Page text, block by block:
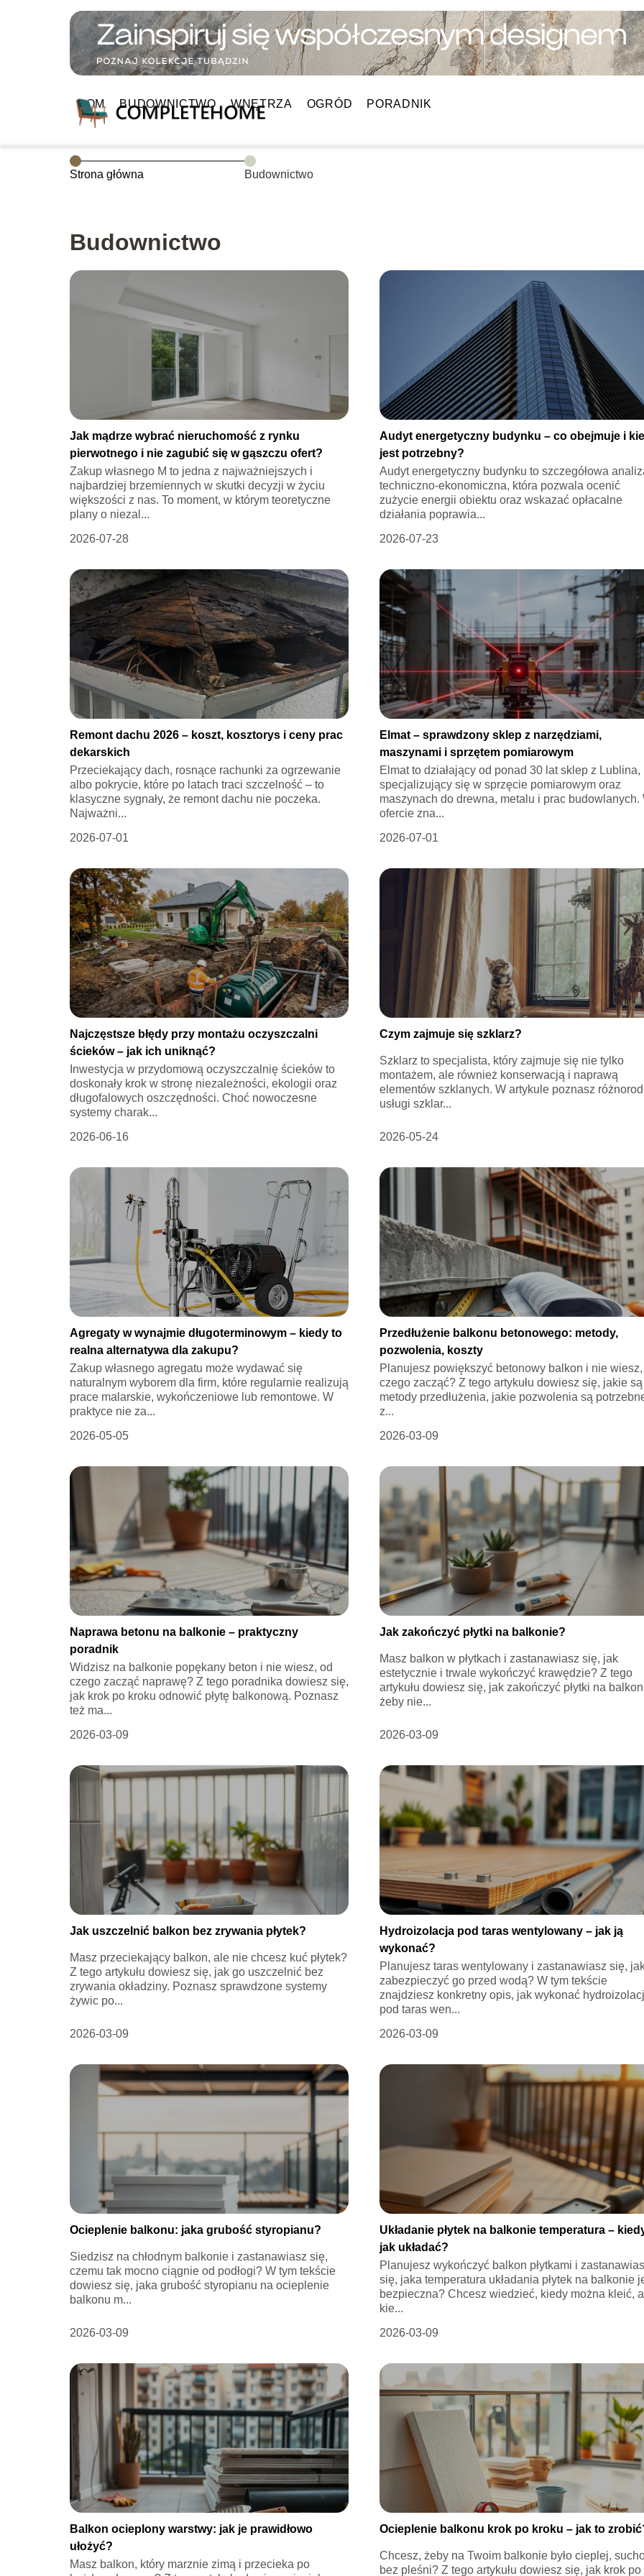
DOM BUDOWNICTWO WNĘTRZA OGRÓD PORADNIK
Strona główna Budownictwo
Budownictwo
Jak mądrze wybrać nieruchomość z rynku
pierwotnego i nie zagubić się w gąszczu ofert?
Zakup własnego M to jedna z najważniejszych i
najbardziej brzemiennych w skutki decyzji w życiu
większości z nas. To moment, w którym teoretyczne
plany o niezal...
2026-07-28
Audyt energetyczny budynku – co obejmuje i
jest potrzebny?
Audyt energetyczny budynku to szczegółowa
techniczno-ekonomiczna, która pozwala ocenić
zużycie energii obiektu oraz wskazać opłacalne
działania poprawia...
2026-07-23
Remont dachu 2026 – koszt, kosztorys i ceny prac
dekarskich
Przeciekający dach, rosnące rachunki za ogrzewanie
albo pokrycie, które po latach traci szczelność – to
klasyczne sygnały, że remont dachu nie poczeka.
Najważni...
2026-07-01
Elmat – sprawdzony sklep z narzędziami,
maszynami i sprzętem pomiarowym
Elmat to działający od ponad 30 lat sklep z Lublina,
specjalizujący się w sprzęcie pomiarowym oraz
maszynach do drewna, metalu i prac budowlanych.
ofercie zna...
2026-07-01
Najczęstsze błędy przy montażu oczyszczalni
ścieków – jak ich uniknąć?
Inwestycja w przydomową oczyszczalnię ścieków to
doskonały krok w stronę niezależności, ekologii oraz
długofalowych oszczędności. Choć nowoczesne
systemy charak...
2026-06-16
Czym zajmuje się szklarz?
Szklarz to specjalista, który zajmuje się nie tylko
montażem, ale również konserwacją i naprawą
elementów szklanych. W artykule poznasz
usługi szklar...
2026-05-24
Agregaty w wynajmie długoterminowym – kiedy to
realna alternatywa dla zakupu?
Zakup własnego agregatu może wydawać się
naturalnym wyborem dla firm, które regularnie realizują
prace malarskie, wykończeniowe lub remontowe. W
praktyce nie za...
2026-05-05
Przedłużenie balkonu betonowego: metody,
pozwolenia, koszty
Planujesz powiększyć betonowy balkon i nie
czego zacząć? Z tego artykułu dowiesz się, jakie są
metody przedłużenia, jakie pozwolenia są
z...
2026-03-09
Naprawa betonu na balkonie – praktyczny
poradnik
Widzisz na balkonie popękany beton i nie wiesz, od
czego zacząć naprawę? Z tego poradnika dowiesz się,
jak krok po kroku odnowić płytę balkonową. Poznasz
też ma...
2026-03-09
Jak zakończyć płytki na balkonie?
Masz balkon w płytkach i zastanawiasz się, jak
estetycznie i trwale wykończyć krawędzie? Z tego
artykułu dowiesz się, jak zakończyć płytki na
żeby nie...
2026-03-09
Jak uszczelnić balkon bez zrywania płytek?
Masz przeciekający balkon, ale nie chcesz kuć płytek?
Z tego artykułu dowiesz się, jak go uszczelnić bez
zrywania okładziny. Poznasz sprawdzone systemy
żywic po...
2026-03-09
Hydroizolacja pod taras wentylowany – jak ją
wykonać?
Planujesz taras wentylowany i zastanawiasz się,
zabezpieczyć go przed wodą? W tym tekście
znajdziesz konkretny opis, jak wykonać
pod taras wen...
2026-03-09
Ocieplenie balkonu: jaka grubość styropianu?
Siedzisz na chłodnym balkonie i zastanawiasz się,
czemu tak mocno ciągnie od podłogi? W tym tekście
dowiesz się, jaka grubość styropianu na ocieplenie
balkonu m...
2026-03-09
Układanie płytek na balkonie temperatura –
jak układać?
Planujesz wykończyć balkon płytkami i
się, jaka temperatura układania płytek na balkonie
bezpieczna? Chcesz wiedzieć, kiedy można kleić, a
kie...
2026-03-09
Balkon ocieplony warstwy: jak je prawidłowo
ułożyć?
Masz balkon, który marznie zimą i przecieka po
Ocieplenie balkonu krok po kroku – jak to
Chcesz, żeby na Twoim balkonie było cieplej,
bez pleśni? Z tego artykułu dowiesz się, jak krok po